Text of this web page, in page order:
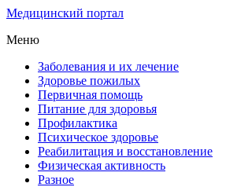
Медицинский портал
Меню
Заболевания и их лечение
Здоровье пожилых
Первичная помощь
Питание для здоровья
Профилактика
Психическое здоровье
Реабилитация и восстановление
Физическая активность
Разное